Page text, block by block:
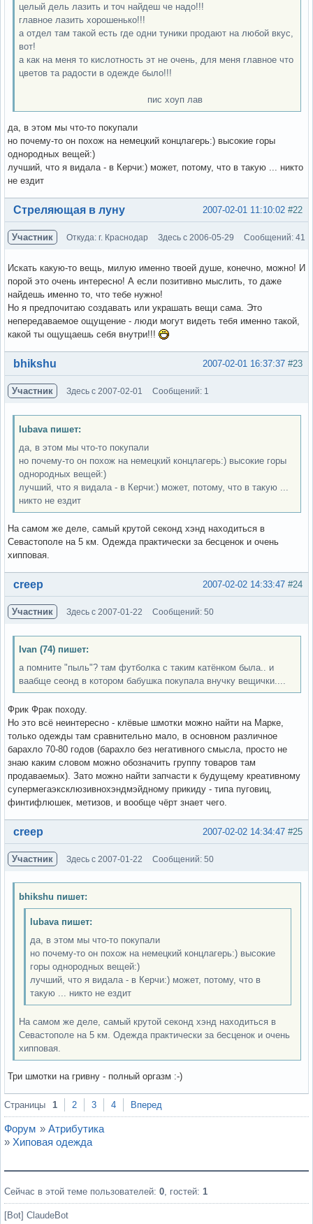
целый дель лазить и точ найдеш че надо!!!
главное лазить хорошенько!!!
а отдел там такой есть где одни туники продают на любой вкус,
вот!
а как на меня то кислотность эт не очень, для меня главное что
цветов та радости в одежде было!!!
пис хоуп лав
да, в этом мы что-то покупали
но почему-то он похож на немецкий концлагерь:) высокие горы
однородных вещей:)
лучший, что я видала - в Керчи:) может, потому, что в такую ... никто
не ездит
Вне форума #22
2007-02-01 11:10:02
Стреляющая в луну
Участник Откуда: г. Краснодар Здесь с 2006-05-29 Сообщений: 41
Искать какую-то вещь, милую именно твоей душе, конечно, можно! И
порой это очень интересно! А если позитивно мыслить, то даже
найдешь именно то, что тебе нужно!
Но я предпочитаю создавать или украшать вещи сама. Это
непередаваемое ощущение - люди могут видеть тебя именно такой,
какой ты ощущаешь себя внутри!!!
Вне форума #23
2007-02-01 16:37:37
bhikshu
Участник Здесь с 2007-02-01 Сообщений: 1
lubava пишет:
да, в этом мы что-то покупали
но почему-то он похож на немецкий концлагерь:) высокие горы
однородных вещей:)
лучший, что я видала - в Керчи:) может, потому, что в такую ...
никто не ездит
На самом же деле, самый крутой секонд хэнд находиться в
Севастополе на 5 км. Одежда практически за бесценок и очень
хипповая.
Вне форума #24
2007-02-02 14:33:47
creep
Участник Здесь с 2007-01-22 Сообщений: 50
Ivan (74) пишет:
а помните "пыль"? там футболка с таким катёнком была.. и
ваабще сеонд в котором бабушка покупала внучку вещички....
Фрик Фрак походу.
Но это всё неинтересно - клёвые шмотки можно найти на Марке,
только одежды там сравнительно мало, в основном различное
барахло 70-80 годов (барахло без негативного смысла, просто не
знаю каким словом можно обозначить группу товаров там
продаваемых). Зато можно найти запчасти к будущему креативному
супермегаэксклюзивнохэндмэйдному прикиду - типа пуговиц,
финтифлюшек, метизов, и вообще чёрт знает чего.
Вне форума #25
2007-02-02 14:34:47
creep
Участник Здесь с 2007-01-22 Сообщений: 50
bhikshu пишет:
lubava пишет:
да, в этом мы что-то покупали
но почему-то он похож на немецкий концлагерь:) высокие
горы однородных вещей:)
лучший, что я видала - в Керчи:) может, потому, что в
такую ... никто не ездит
На самом же деле, самый крутой секонд хэнд находиться в
Севастополе на 5 км. Одежда практически за бесценок и очень
хипповая.
Три шмотки на гривну - полный оргазм :-)
Вне форума
Страницы 1 2 3 4 Вперед
Форум » Атрибутика
» Хиповая одежда
Сейчас в этой теме пользователей: 0, гостей: 1
[Bot] ClaudeBot